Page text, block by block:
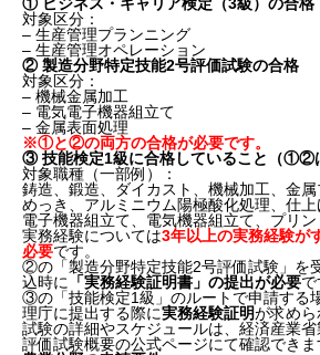
対象区分：
– 生産管理プランニング
– 生産管理オペレーション
② 製造分野特定技能2号評価試験の合格
対象区分：
– 機械金属加工
– 電気電子機器組立て
– 金属表面処理
※①と②の両方の合格が必要です。
③ 技能検定1級に合格していること（①②
対象職種（一部例）：
鋳造、鍛造、ダイカスト、機械加工、金
めっき、アルミニウム陽極酸化処理、仕上
電子機器組立て、電気機器組立て、プリ
実務経験については3年以上の実務経験が
必要です。
②の「製造分野特定技能2号評価試験」を
込時に
「実務経験証明書」の提出が必要で
③の「技能検定1級」のルートで申請する
理庁に提出する際に実務経験証明が求めら
試験の詳細やスケジュールは、 経済産業
評価試験概要の公式ページにて確認できま
主な申請要件
日本語能力について
外食業の申請要件
飲食料品製造業の申請要件
試験に関する注意点
工業製品製造業（素形材・産業機
関連製造業）の申請要件
農業分野の申請要件
建設分野の申請要件
ビルクリーニングの申請要件
造船・舶用工業分野の申請要件
自動車整備分野の申請要件
航空分野の申請要件
宿泊分野の取得要件
漁業分野の申請要件
特定技能2号の取得にかかる費用
6. 特定技能2号の注意点